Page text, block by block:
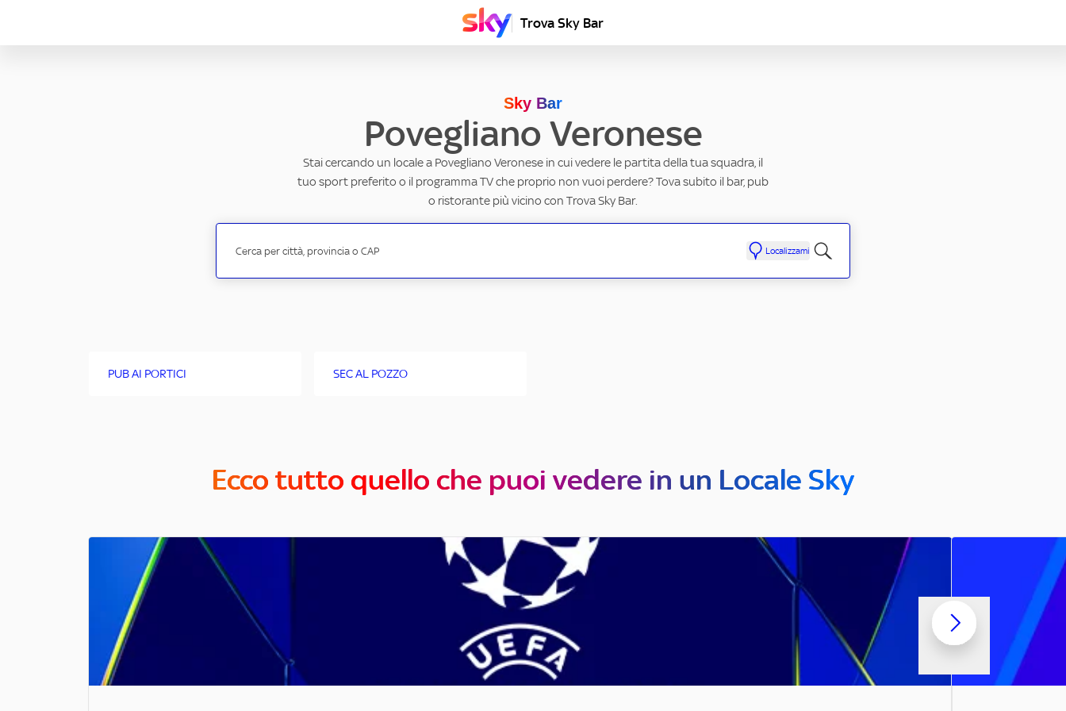
Trova Sky Bar
Sky Bar
Povegliano Veronese
Stai cercando un locale a Povegliano Veronese in cui vedere le partita della tua squadra, il
tuo sport preferito o il programma TV che proprio non vuoi perdere? Tova subito il bar, pub
o ristorante più vicino con Trova Sky Bar.
Localizzami
PUB AI PORTICI SEC AL POZZO
Ecco tutto quello che puoi vedere in un Locale Sky